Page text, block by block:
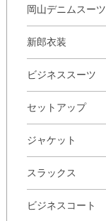
岡山デニムスーツ
新郎衣装
ビジネススーツ
セットアップ
ジャケット
スラックス
ビジネスコート